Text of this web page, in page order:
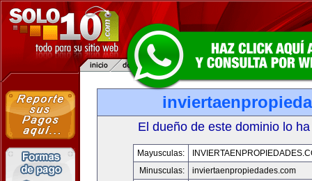
El dueño de este dominio lo
Mayusculas:
Minusculas:
inviertaenpropiedades.com